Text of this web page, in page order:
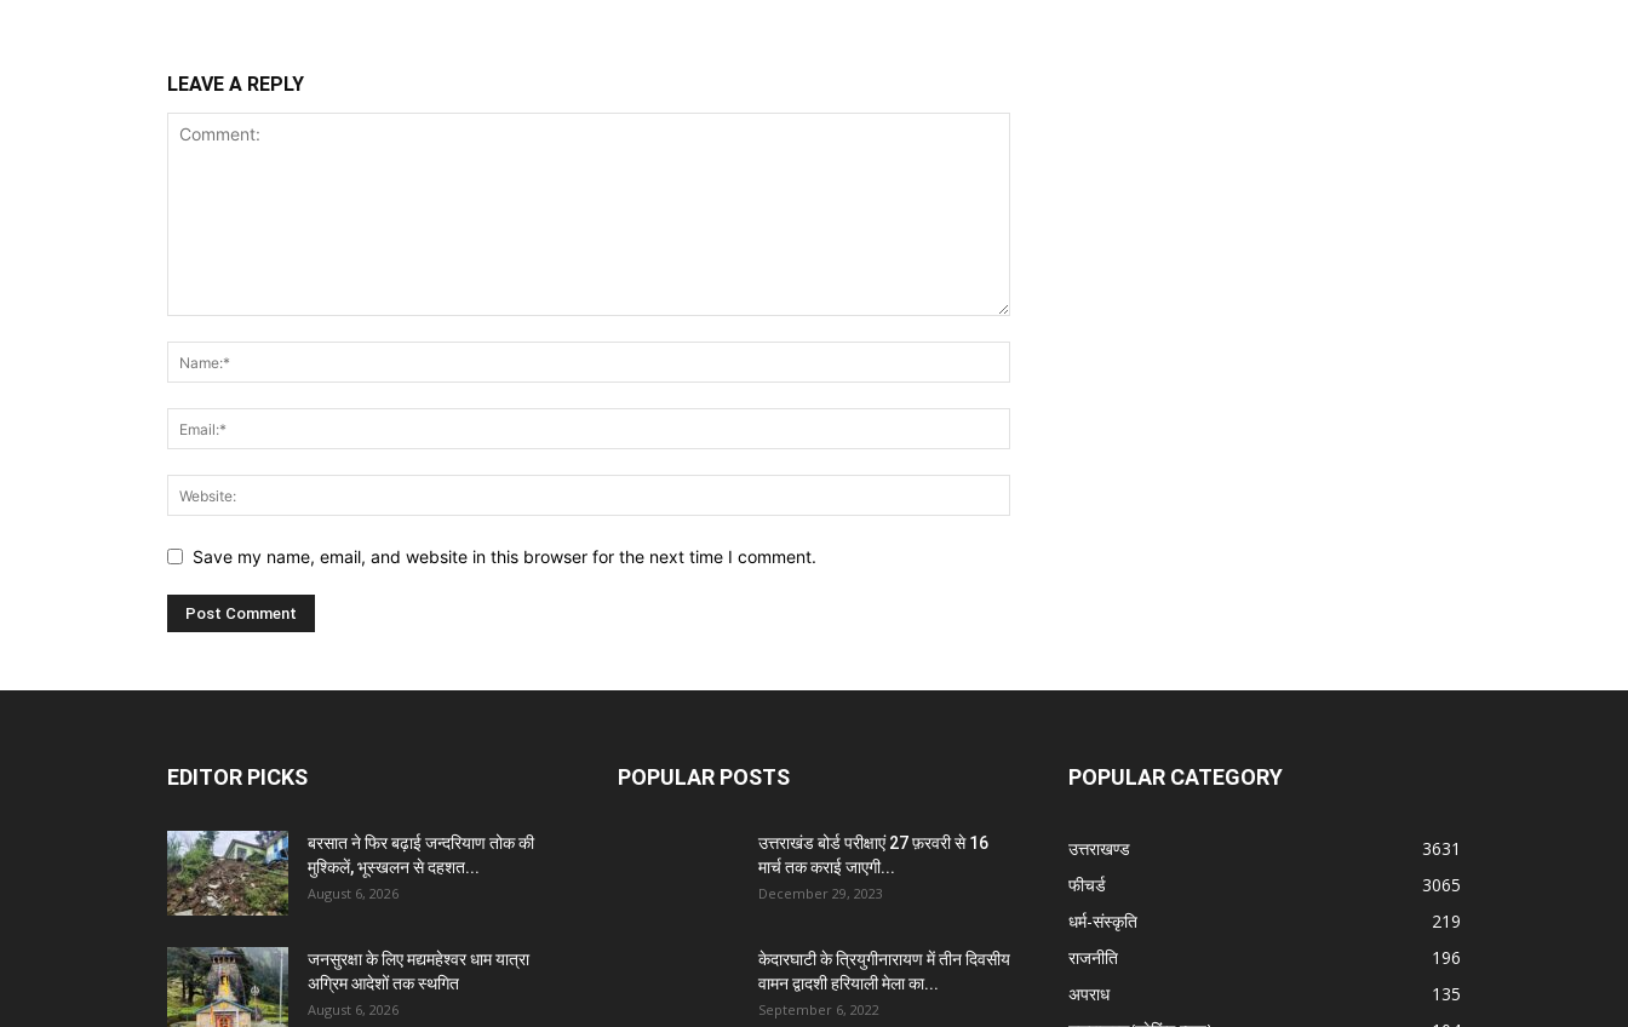
LEAVE A REPLY
Save my name, email, and website in this browser for the next time I comment.
EDITOR PICKS
बरसात ने फिर बढ़ाई जन्दरियाण तोक की
मुश्किलें, भूस्खलन से दहशत...
August 6, 2026
जनसुरक्षा के लिए मद्यमहेश्वर धाम यात्रा
अग्रिम आदेशों तक स्थगित
August 6, 2026
POPULAR POSTS
उत्तराखंड बोर्ड परीक्षाएं 27 फ़रवरी से 16
मार्च तक कराई जाएगी...
December 29, 2023
केदारघाटी के त्रियुगीनारायण में तीन दिवसीय
वामन द्वादशी हरियाली मेला का...
September 6, 2022
POPULAR CATEGORY
उत्तराखण्ड
3631
फीचर्ड
3065
धर्म-संस्कृति
219
राजनीति
196
अपराध
135